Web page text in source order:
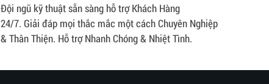
Đội ngũ kỹ thuật sẵn sàng hỗ trợ Khách Hàng
24/7. Giải đáp mọi thắc mắc một cách Chuyên Nghiệp
& Thân Thiện. Hỗ trợ Nhanh Chóng & Nhiệt Tình.